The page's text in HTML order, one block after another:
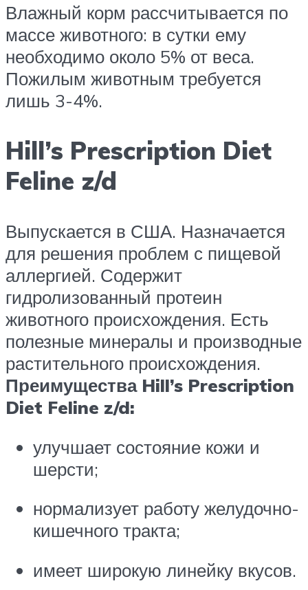
Влажный корм рассчитывается по
массе животного: в сутки ему
необходимо около 5% от веса.
Пожилым животным требуется
лишь 3-4%.
Hill’s Prescription Diet
Feline z/d
Выпускается в США. Назначается
для решения проблем с пищевой
аллергией. Содержит
гидролизованный протеин
животного происхождения. Есть
полезные минералы и производные
растительного происхождения.
Преимущества Hill’s Prescription
Diet Feline z/d:
улучшает состояние кожи и
шерсти;
нормализует работу желудочно-
кишечного тракта;
имеет широкую линейку вкусов.